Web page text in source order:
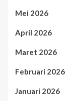
Mei 2026
April 2026
Maret 2026
Februari 2026
Januari 2026